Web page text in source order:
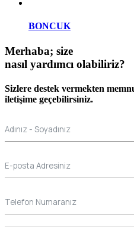
BONCUK
Merhaba; size
nasıl yardımcı olabiliriz?
Sizlere destek vermekten
iletişime geçebilirsiniz.